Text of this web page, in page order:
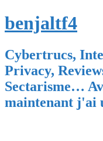
benjaltf4
Cybertrucs,
Privacy,
Sectarisme…
maintenant j'ai